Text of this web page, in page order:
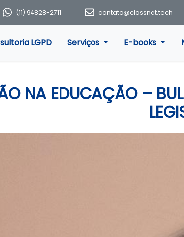
(11) 94828-2711 contato@classnet.tech
LGPD Serviços E-books
NA EDUCAÇÃO –